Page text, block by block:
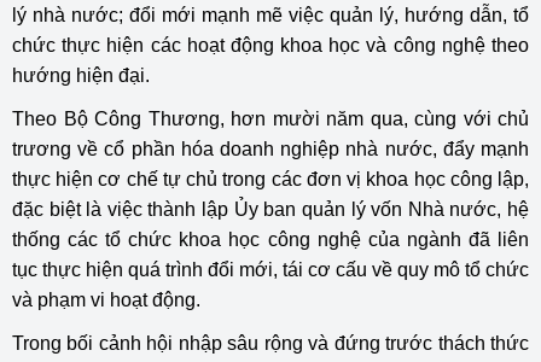
lý nhà nước; đổi mới mạnh mẽ việc quản lý, hướng dẫn, tổ
chức thực hiện các hoạt động khoa học và công nghệ theo
hướng hiện đại.
Theo Bộ Công Thương, hơn mười năm qua, cùng với chủ
trương về cổ phần hóa doanh nghiệp nhà nước, đẩy mạnh
thực hiện cơ chế tự chủ trong các đơn vị khoa học công lập,
đặc biệt là việc thành lập Ủy ban quản lý vốn Nhà nước, hệ
thống các tổ chức khoa học công nghệ của ngành đã liên
tục thực hiện quá trình đổi mới, tái cơ cấu về quy mô tổ chức
và phạm vi hoạt động.
Trong bối cảnh hội nhập sâu rộng và đứng trước thách thức